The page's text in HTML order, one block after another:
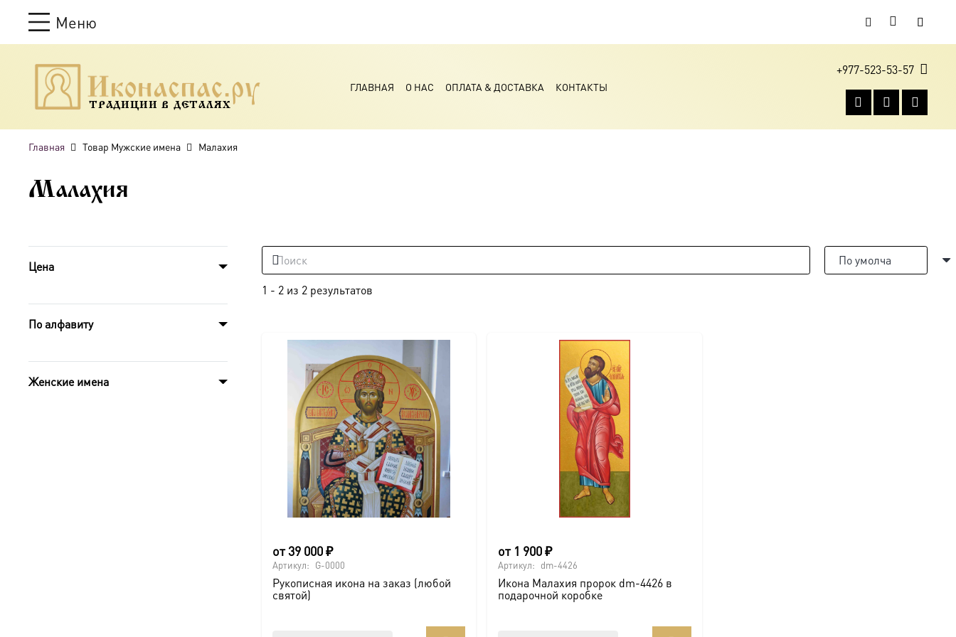
Меню
ТРАДИЦИИ В ДЕТАЛЯХ
ГЛАВНАЯ О НАС ОПЛАТА & ДОСТАВКА КОНТАКТЫ
+977-523-53-57
Главная Товар Мужские имена Малахия
Малахия
Цена
По алфавиту
Женские имена
1 - 2 из 2 результатов
от39 000₽
Артикул: G-0000
Рукописная икона на заказ (любой
святой)
от 1 900₽
Артикул: dm-4426
Икона Малахия пророк dm-4426 в
подарочной коробке